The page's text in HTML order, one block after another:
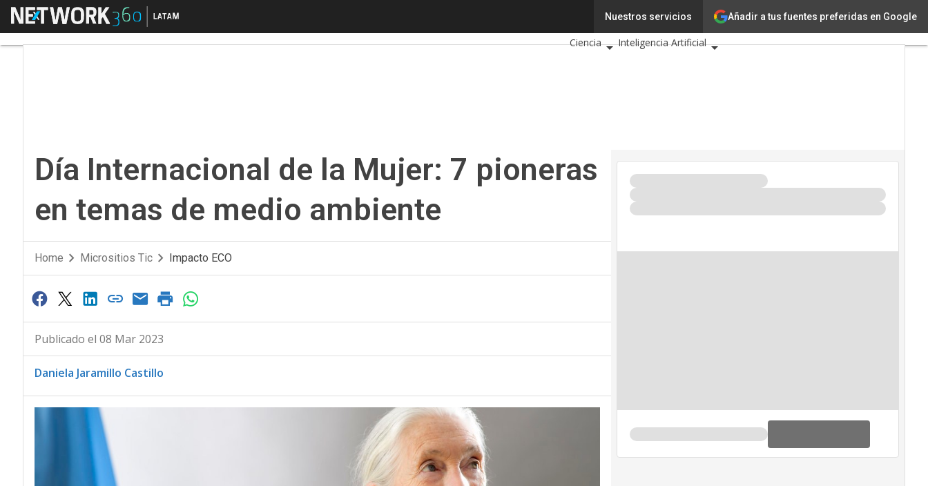
Añadir a tus fuentes preferidas en Google
Nuestros servicios
Menú Tecnología
Innovación
Ciencia
Inteligencia Artificial
Día Internacional de la Mujer: 7 pioneras
en temas de medio ambiente
Home Micrositios Tic Impacto ECO
Publicado el 08 Mar 2023
Daniela Jaramillo Castillo